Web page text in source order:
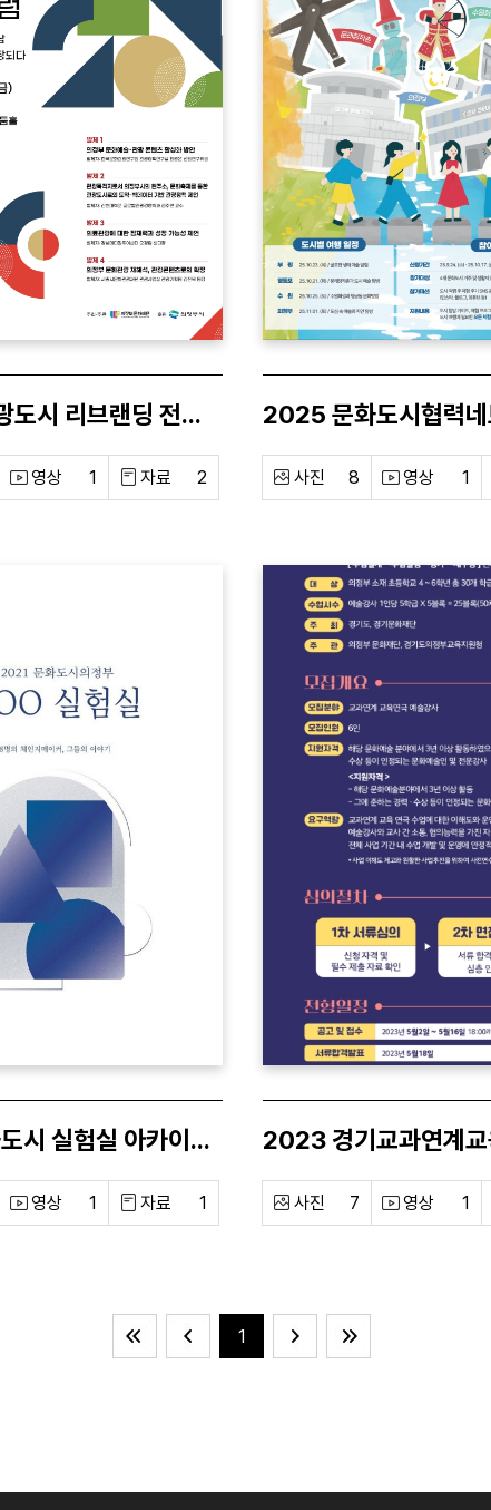
의정부, 관광도시 리브랜딩 전략 포럼
영상 1 자료 2 사진 8 영상 1
2021 문화도시 실험실 아카이빙북
영상 1 자료 1 사진 7 영상 1
1